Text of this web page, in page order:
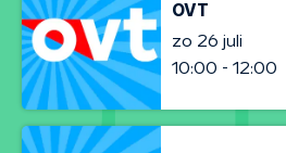
OVT
zo 26 juli
10:00 - 12:00